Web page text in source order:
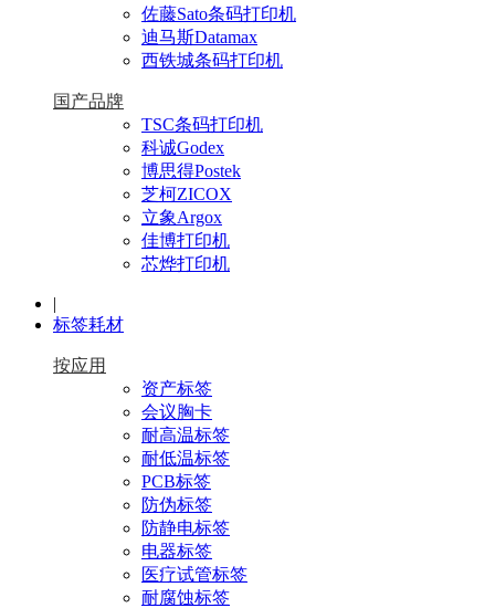
佐藤Sato条码打印机
迪马斯Datamax
西铁城条码打印机
国产品牌
TSC条码打印机
科诚Godex
博思得Postek
芝柯ZICOX
立象Argox
佳博打印机
芯烨打印机
|
标签耗材
按应用
资产标签
会议胸卡
耐高温标签
耐低温标签
PCB标签
防伪标签
防静电标签
电器标签
医疗试管标签
耐腐蚀标签